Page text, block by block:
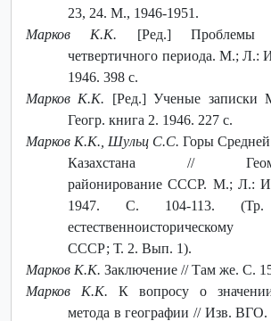
23, 24. М., 1946-1951.
Марков К.К. [Ред.] Проблемы
четвертичного периода. М.;
1946. 398 с.
Марков К.К. [Ред.] Ученые
Геогр. книга 2. 1946. 227 с.
Марков К.К., Шульц С.С. Горы
Казахстана //
районирование СССР. М.; Л.:
1947. С. 104-113.
естественноисторическому
СССР; Т. 2. Вып. 1).
Марков К.К. Заключение // Там же. С.
Марков К.К. К вопросу о значении
метода в географии // Изв.